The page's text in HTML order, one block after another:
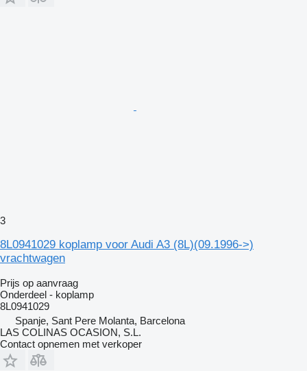
3
8L0941029 koplamp voor Audi A3 (8L)(09.1996->)
vrachtwagen
Prijs op aanvraag
Onderdeel - koplamp
8L0941029
Spanje, Sant Pere Molanta, Barcelona
LAS COLINAS OCASION, S.L.
Contact opnemen met verkoper